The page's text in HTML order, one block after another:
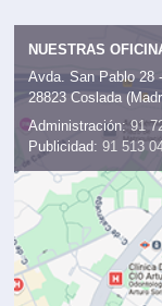
NUESTRAS
Avda. San Pablo 28
28823 Coslada
Administración: 91
Publicidad: 91 513